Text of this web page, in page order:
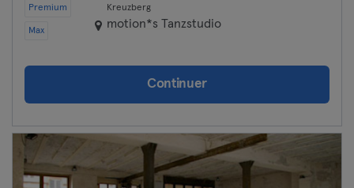
Premium
Max
Kreuzberg
motion*s Tanzstudio
Continuer
Essen